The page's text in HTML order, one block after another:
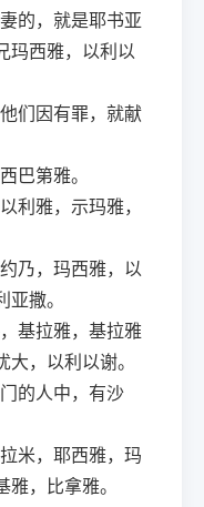
的，就是耶书亚
玛西雅，以利以
们因有罪，就献
巴第雅。
利雅，示玛雅，
乃，玛西雅，以
撒。
基拉雅，基拉雅
，以利以谢。
的人中，有沙
米，耶西雅，玛
，比拿雅。